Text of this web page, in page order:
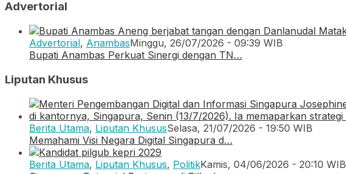
Advertorial
Advertorial, AnambasMinggu, 26/07/2026 - 09:39 WIB
Bupati Anambas Perkuat Sinergi dengan TN…
Liputan Khusus
Berita Utama, Liputan KhususSelasa, 21/07/2026 - 19:50 WIB
Memahami Visi Negara Digital Singapura d…
Berita Utama, Liputan Khusus, PolitikKamis, 04/06/2026 - 20:10 WIB